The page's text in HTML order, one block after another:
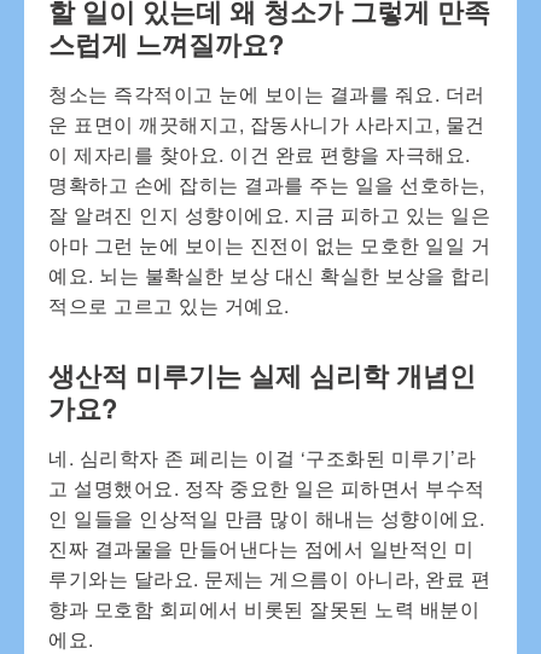
할 일이 있는데 왜 청소가 그렇게 만족
스럽게 느껴질까요?
청소는 즉각적이고 눈에 보이는 결과를 줘요. 더러
운 표면이 깨끗해지고, 잡동사니가 사라지고, 물건
이 제자리를 찾아요. 이건 완료 편향을 자극해요.
명확하고 손에 잡히는 결과를 주는 일을 선호하는,
잘 알려진 인지 성향이에요. 지금 피하고 있는 일은
아마 그런 눈에 보이는 진전이 없는 모호한 일일 거
예요. 뇌는 불확실한 보상 대신 확실한 보상을 합리
적으로 고르고 있는 거예요.
생산적 미루기는 실제 심리학 개념인
가요?
네. 심리학자 존 페리는 이걸 ‘구조화된 미루기’라
고 설명했어요. 정작 중요한 일은 피하면서 부수적
인 일들을 인상적일 만큼 많이 해내는 성향이에요.
진짜 결과물을 만들어낸다는 점에서 일반적인 미
루기와는 달라요. 문제는 게으름이 아니라, 완료 편
향과 모호함 회피에서 비롯된 잘못된 노력 배분이
에요.